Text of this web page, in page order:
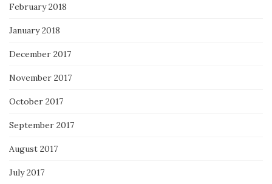
February 2018
January 2018
December 2017
November 2017
October 2017
September 2017
August 2017
July 2017